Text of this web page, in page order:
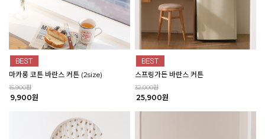
마카롱 코튼 바란스 커튼 (2size)
15,900원
9,900원
스프링가든 바란스 커튼
32,000원
25,900원